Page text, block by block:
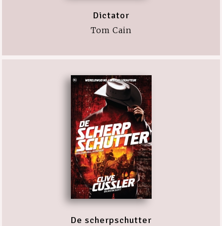
Dictator
Tom Cain
De scherpschutter